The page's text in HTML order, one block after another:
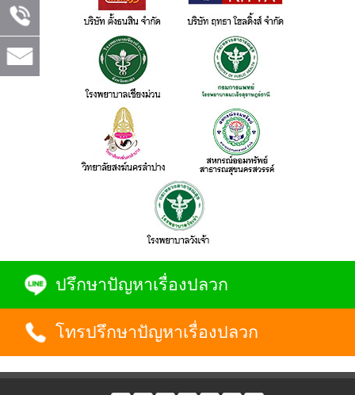
ปรึกษาปัญหาเรื่องปลวก
โทรปรึกษาปัญหาเรื่องปลวก